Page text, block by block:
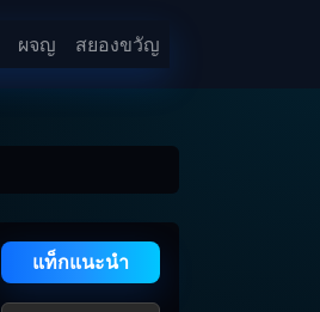
ผจญ สยองขวัญ
แท็กแนะนำ